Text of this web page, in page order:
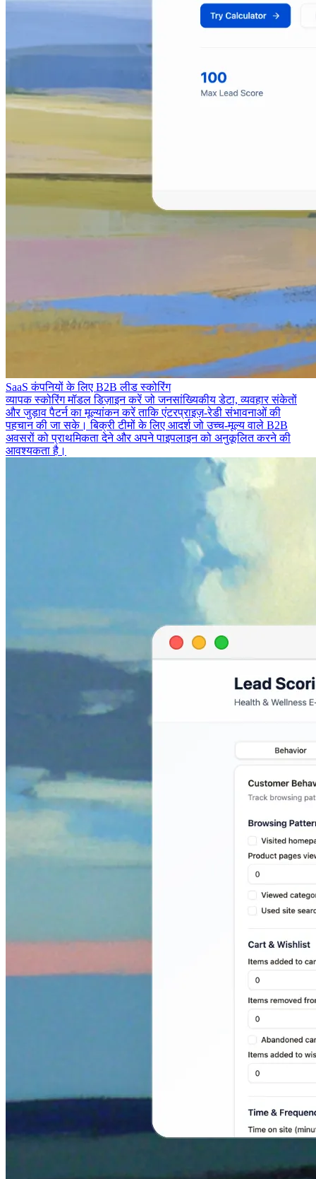
SaaS कंपनियों के लिए B2B लीड स्कोरिंग
व्यापक स्कोरिंग मॉडल डिज़ाइन करें जो जनसांख्यिकीय डेटा, व्यवहार संकेतों
और जुड़ाव पैटर्न का मूल्यांकन करें ताकि एंटरप्राइज़-रेडी संभावनाओं की
पहचान की जा सके। बिक्री टीमों के लिए आदर्श जो उच्च-मूल्य वाले B2B
अवसरों को प्राथमिकता देने और अपने पाइपलाइन को अनुकूलित करने की
आवश्यकता है।